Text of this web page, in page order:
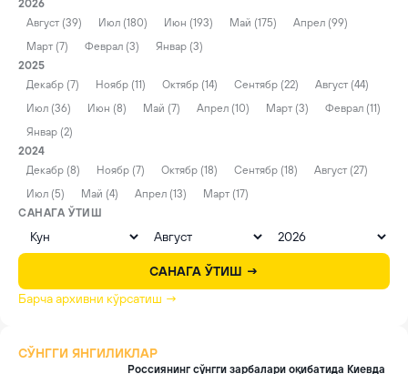
2026
Август (39)
Июл (180) Июн (193) Май (175)
Апрел (99)
Март (7)
Феврал (3)
Январ (3)
2025
Декабр (7)
Ноябр (11) Октябр (14) Сентябр (22)
Август (44)
Июл (36)
Июн (8) Май (7) Апрел (10) Март (3)
Феврал (11)
Январ (2)
2024
Декабр (8)
Ноябр (7) Октябр (18) Сентябр (18)
Август (27)
Июл (5)
Май (4) Апрел (13)
Март (17)
САНАГА ЎТИШ
САНАГА ЎТИШ →
Барча архивни кўрсатиш →
СЎНГГИ ЯНГИЛИКЛАР
Россиянинг сўнгги зарбалари оқибатида Киевда